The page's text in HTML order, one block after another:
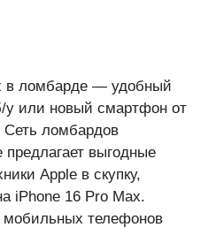
в ломбарде — удобный
или новый смартфон от
Сеть ломбардов
выгодные
Apple в скупку,
iPhone 16 Pro Max.